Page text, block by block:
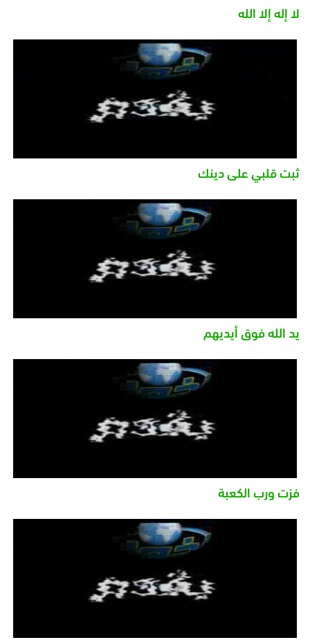
لا إله إلا الله
ثبت قلبي على دينك
يد الله فوق أيديهم
فزت ورب الكعبة